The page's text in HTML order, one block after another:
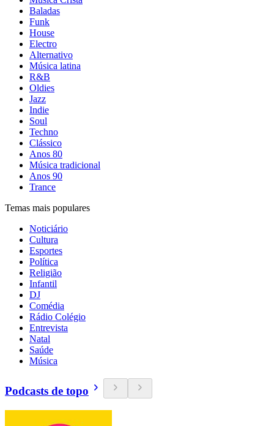
Baladas
Funk
House
Electro
Alternativo
Música latina
R&B
Oldies
Jazz
Indie
Soul
Techno
Clássico
Anos 80
Música tradicional
Anos 90
Trance
Temas mais populares
Noticiário
Cultura
Esportes
Política
Religião
Infantil
DJ
Comédia
Rádio Colégio
Entrevista
Natal
Saúde
Música
Podcasts de topo